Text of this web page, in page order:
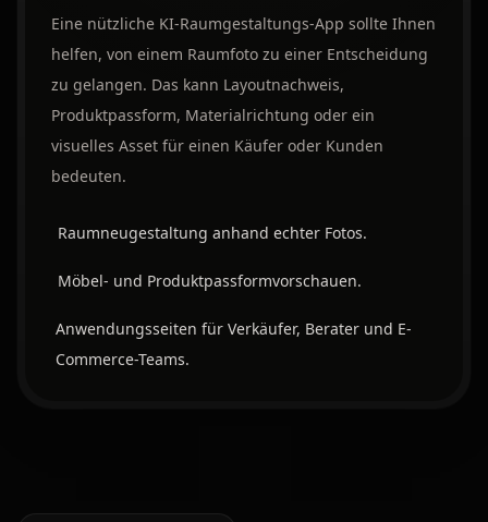
Eine nützliche KI-Raumgestaltungs-App sollte Ihnen
helfen, von einem Raumfoto zu einer Entscheidung
zu gelangen. Das kann Layoutnachweis,
Produktpassform, Materialrichtung oder ein
visuelles Asset für einen Käufer oder Kunden
bedeuten.
Raumneugestaltung anhand echter Fotos.
Möbel- und Produktpassformvorschauen.
Anwendungsseiten für Verkäufer, Berater und E-
Commerce-Teams.